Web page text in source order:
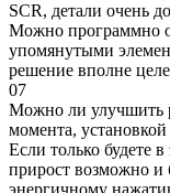
SCR, детали очень
Можно программно
упомянутыми
решение вполне
07
Можно ли улучшить
момента,
Если только будете
прирост возможно и
энергичному